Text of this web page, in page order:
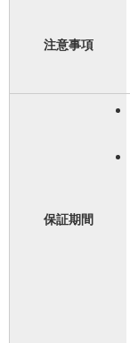
注意事項
保証期間